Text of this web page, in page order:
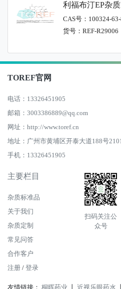
利福布汀EP杂
CAS号：100324-
货号：REF-R29006
TOREF官网
电话：13326451905
邮箱：3003386889@qq.com
网址：http://www.toref.cn
地址：广州市黄埔区开泰大道188号
手机：13326451905
主要栏目
杂质标准品
关于我们
杂质定制
常见问答
合作客户
注册 / 登录
扫码关注公
众号